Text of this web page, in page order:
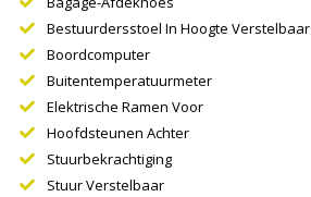
Bestuurdersstoel In Hoogte Verstelbaar
Boordcomputer
Buitentemperatuurmeter
Elektrische Ramen Voor
Hoofdsteunen Achter
Stuurbekrachtiging
Stuur Verstelbaar